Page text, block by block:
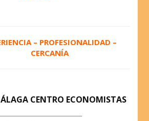
– PROFESIONALIDAD –
CERCANÍA
CENTRO ECONOMISTAS